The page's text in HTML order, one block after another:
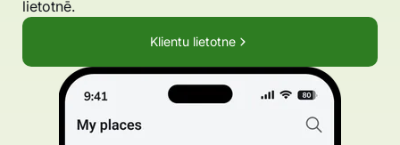
lietotnē.
Klientu lietotne